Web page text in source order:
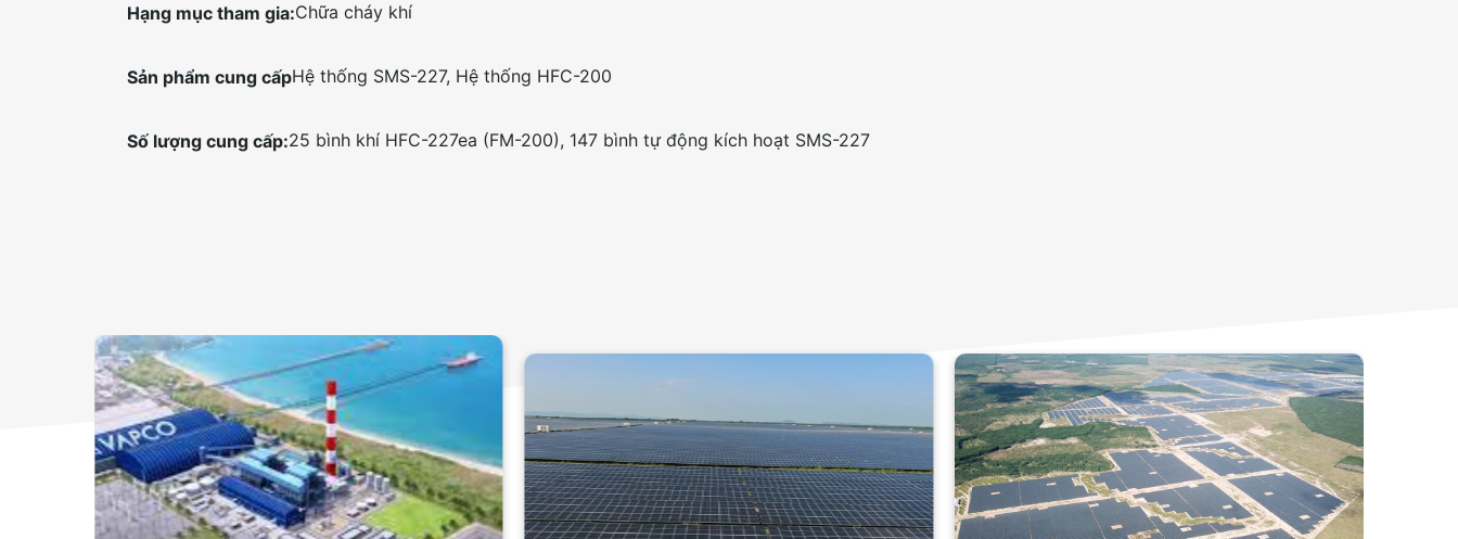
Hạng mục tham gia:Chữa cháy khí
Sản phẩm cung cấpHệ thống SMS-227, Hệ thống HFC-200
Số lượng cung cấp:25 bình khí HFC-227ea (FM-200), 147 bình tự động kích hoạt SMS-227